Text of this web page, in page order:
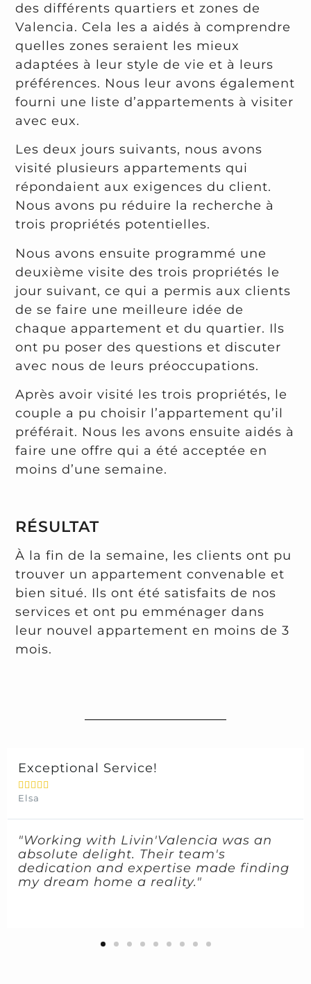
des différents quartiers et zones de
Valencia. Cela les a aidés à comprendre
quelles zones seraient les mieux
adaptées à leur style de vie et à leurs
préférences. Nous leur avons également
fourni une liste d’appartements à visiter
avec eux.
Les deux jours suivants, nous avons
visité plusieurs appartements qui
répondaient aux exigences du client.
Nous avons pu réduire la recherche à
trois propriétés potentielles.
Nous avons ensuite programmé une
deuxième visite des trois propriétés le
jour suivant, ce qui a permis aux clients
de se faire une meilleure idée de
chaque appartement et du quartier. Ils
ont pu poser des questions et discuter
avec nous de leurs préoccupations.
Après avoir visité les trois propriétés, le
couple a pu choisir l’appartement qu’il
préférait. Nous les avons ensuite aidés à
faire une offre qui a été acceptée en
moins d’une semaine.
RÉSULTAT
À la fin de la semaine, les clients ont pu
trouver un appartement convenable et
bien situé. Ils ont été satisfaits de nos
services et ont pu emménager dans
leur nouvel appartement en moins de 3
mois.
Exceptional Service!

Elsa
"Working with Livin'Valencia was an
absolute delight. Their team's
dedication and expertise made finding
my dream home a reality."